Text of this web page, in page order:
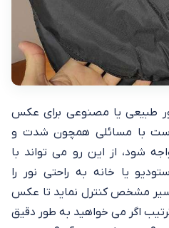
طبیعی یا مصنوعی برای عکس
است با مسائلی همچون شدت و
شود، از این رو می تواند با
یا خانه به راحتی نور را
مشخص کنترل نماید تا عکس
اگر می‌ خواهید به طور دقیق